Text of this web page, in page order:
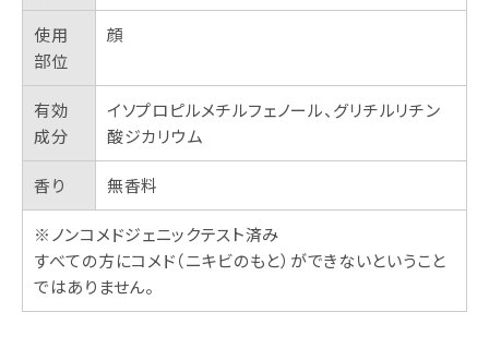
使用
部位
顔
有効
成分
イソプロピルメチルフェノール、グリチルリチン
酸ジカリウム
香り 無香料
※ノンコメドジェニックテスト済み
すべての方にコメド（ニキビのもと）ができないということ
ではありません。